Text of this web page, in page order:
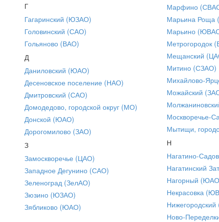
Г
Гагаринский (ЮЗАО)
Головинский (САО)
Гольяново (ВАО)
Д
Даниловский (ЮАО)
Десеновское поселение (НАО)
Дмитровский (САО)
Домодедово, городской округ (МО)
Донской (ЮАО)
Дорогомилово (ЗАО)
З
Замоскворечье (ЦАО)
Западное Дегунино (САО)
Зеленоград (ЗелАО)
Зюзино (ЮЗАО)
Зябликово (ЮАО)
Марфино
Марьина Роща
Марьино
Метрогородок
Мещанский
Митино (СЗАО)
Михайлово-
Можайский
Москворечье-
Мытищи,
Н
Нагатино-
Нагатинский
Нагорный
Некрасовка
Ново-